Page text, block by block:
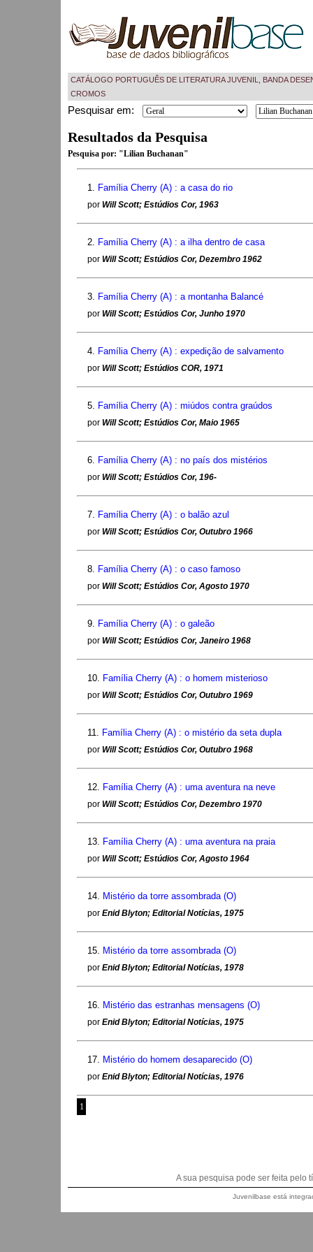
CATÁLOGO PORTUGUÊS DE LITERATURA JUVENIL, BANDA
CROMOS
Pesquisar em:
Resultados da Pesquisa
Pesquisa por: "Lilian Buchanan"
1. Família Cherry (A) : a casa do rio
por Will Scott; Estúdios Cor, 1963
2. Família Cherry (A) : a ilha dentro de casa
por Will Scott; Estúdios Cor, Dezembro 1962
3. Família Cherry (A) : a montanha Balancé
por Will Scott; Estúdios Cor, Junho 1970
4. Família Cherry (A) : expedição de salvamento
por Will Scott; Estúdios COR, 1971
5. Família Cherry (A) : miúdos contra graúdos
por Will Scott; Estúdios Cor, Maio 1965
6. Família Cherry (A) : no país dos mistérios
por Will Scott; Estúdios Cor, 196-
7. Família Cherry (A) : o balão azul
por Will Scott; Estúdios Cor, Outubro 1966
8. Família Cherry (A) : o caso famoso
por Will Scott; Estúdios Cor, Agosto 1970
9. Família Cherry (A) : o galeão
por Will Scott; Estúdios Cor, Janeiro 1968
10. Família Cherry (A) : o homem misterioso
por Will Scott; Estúdios Cor, Outubro 1969
11. Família Cherry (A) : o mistério da seta dupla
por Will Scott; Estúdios Cor, Outubro 1968
12. Família Cherry (A) : uma aventura na neve
por Will Scott; Estúdios Cor, Dezembro 1970
13. Família Cherry (A) : uma aventura na praia
por Will Scott; Estúdios Cor, Agosto 1964
14. Mistério da torre assombrada (O)
por Enid Blyton; Editorial Notícias, 1975
15. Mistério da torre assombrada (O)
por Enid Blyton; Editorial Notícias, 1978
16. Mistério das estranhas mensagens (O)
por Enid Blyton; Editorial Notícias, 1975
17. Mistério do homem desaparecido (O)
por Enid Blyton; Editorial Notícias, 1976
1
A sua pesquisa pode ser feita pelo
Juvenilbase está